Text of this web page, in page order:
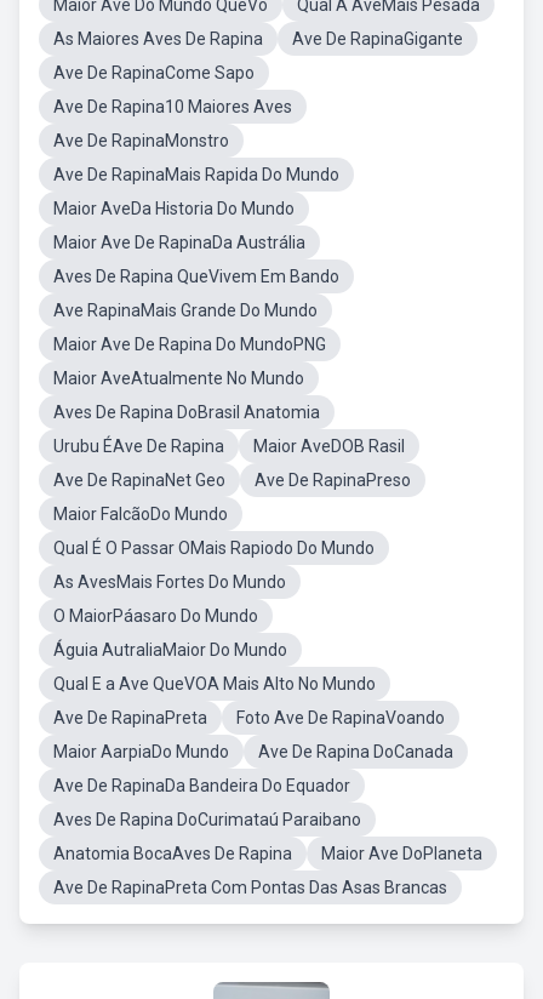
Maior Ave Do Mundo QueVo
Qual A AveMais Pesada
As Maiores Aves De Rapina
Ave De RapinaGigante
Ave De RapinaCome Sapo
Ave De Rapina10 Maiores Aves
Ave De RapinaMonstro
Ave De RapinaMais Rapida Do Mundo
Maior AveDa Historia Do Mundo
Maior Ave De RapinaDa Austrália
Aves De Rapina QueVivem Em Bando
Ave RapinaMais Grande Do Mundo
Maior Ave De Rapina Do MundoPNG
Maior AveAtualmente No Mundo
Aves De Rapina DoBrasil Anatomia
Urubu ÉAve De Rapina
Maior AveDOB Rasil
Ave De RapinaNet Geo
Ave De RapinaPreso
Maior FalcãoDo Mundo
Qual É O Passar OMais Rapiodo Do Mundo
As AvesMais Fortes Do Mundo
O MaiorPáasaro Do Mundo
Águia AutraliaMaior Do Mundo
Qual E a Ave QueVOA Mais Alto No Mundo
Ave De RapinaPreta
Foto Ave De RapinaVoando
Maior AarpiaDo Mundo
Ave De Rapina DoCanada
Ave De RapinaDa Bandeira Do Equador
Aves De Rapina DoCurimataú Paraibano
Anatomia BocaAves De Rapina
Maior Ave DoPlaneta
Ave De RapinaPreta Com Pontas Das Asas Brancas